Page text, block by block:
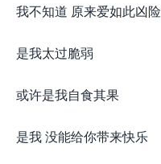
我不知道 原来爱如此凶险
是我太过脆弱
或许是我自食其果
是我 没能给你带来快乐